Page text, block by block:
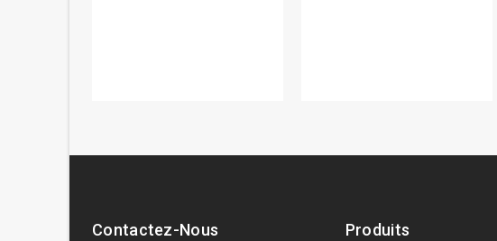
Contactez-Nous Produits